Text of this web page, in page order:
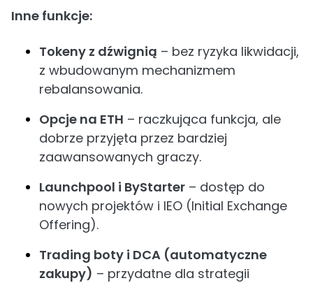
Inne funkcje:
Tokeny z dźwignią – bez ryzyka likwidacji,
z wbudowanym mechanizmem
rebalansowania.
Opcje na ETH – raczkująca funkcja, ale
dobrze przyjęta przez bardziej
zaawansowanych graczy.
Launchpool i ByStarter – dostęp do
nowych projektów i IEO (Initial Exchange
Offering).
Trading boty i DCA (automatyczne
zakupy) – przydatne dla strategii